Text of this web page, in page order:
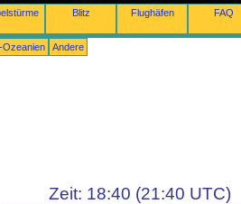
Blitz Flughäfen FAQ
Ozeanien Andere
Zeit: 18:40 (21:40 UTC)